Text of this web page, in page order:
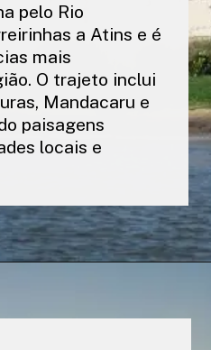
pelo Rio
a Atins e é
mais
O trajeto inclui
Mandacaru e
paisagens
locais e